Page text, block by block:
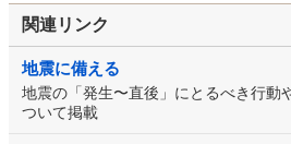
関連リンク
地震に備える
地震の「発生〜直後」にとるべき行動
ついて掲載